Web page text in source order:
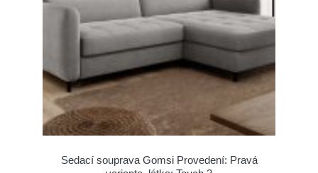
Sedací souprava Gomsi Provedení: Pravá